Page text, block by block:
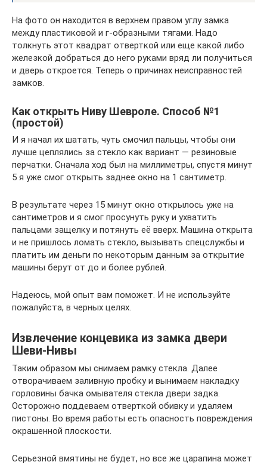
На фото он находится в верхнем правом углу замка
между пластиковой и г-образными тягами. Надо
толкнуть этот квадрат отверткой или еще какой либо
железкой добраться до него руками вряд ли получиться
и дверь откроется. Теперь о причинах неисправностей
замков.
Как открыть Ниву Шевроле. Способ №1
(простой)
И я начал их шатать, чуть смочил пальцы, чтобы они
лучше цеплялись за стекло как вариант — резиновые
перчатки. Сначала ход был на миллиметры, спустя минут
5 я уже смог открыть заднее окно на 1 сантиметр.
В результате через 15 минут окно открылось уже на
сантиметров и я смог просунуть руку и ухватить
пальцами защелку и потянуть её вверх. Машина открыта
и не пришлось ломать стекло, вызывать спецслужбы и
платить им деньги по некоторым данным за открытие
машины берут от до и более рублей.
Надеюсь, мой опыт вам поможет. И не используйте
пожалуйста, в черных целях.
Извлечение концевика из замка двери
Шеви-Нивы
Таким образом мы снимаем рамку стекла. Далее
отворачиваем заливную пробку и вынимаем накладку
горловины бачка омывателя стекла двери задка.
Осторожно поддеваем отверткой обивку и удаляем
пистоны. Во время работы есть опасность повреждения
окрашенной плоскости.
Серьезной вмятины не будет, но все же царапина может